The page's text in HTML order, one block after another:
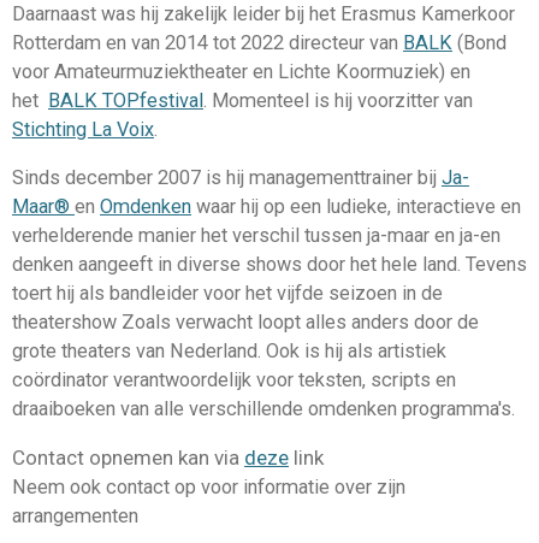
Daarnaast was hij zakelijk leider bij het Erasmus Kamerkoor
Rotterdam en van 2014 tot 2022 directeur van BALK (Bond
voor Amateurmuziektheater en Lichte Koormuziek) en
het BALK TOPfestival . Momenteel is hij voorzitter van
Stichting La Voix
Sinds december 2007 is hij managementtrainer bij Ja-
Maar® en Omdenken waar hij op een ludieke, interactieve en
verhelderende manier het verschil tussen ja-maar en ja-en
denken aangeeft in diverse shows door het hele land. Tevens
toert hij als bandleider voor het vijfde seizoen in de
theatershow Zoals verwacht loopt alles anders door de
grote theaters van Nederland. Ook is hij als artistiek
coördinator verantwoordelijk voor teksten, scripts en
draaiboeken van alle verschillende omdenken programma's.
Contact opnemen kan via deze link
Neem ook contact op voor informatie over zijn
arrangementen